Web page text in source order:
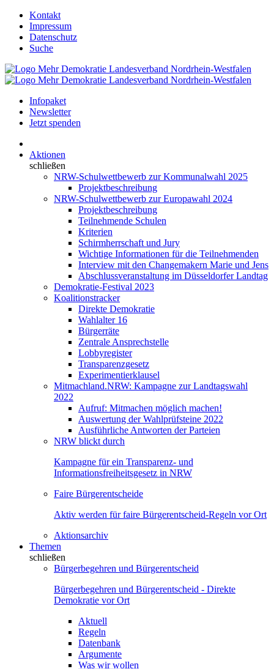
Kontakt
Impressum
Datenschutz
Suche
Infopaket
Newsletter
Jetzt spenden
Aktionen
schließen
NRW-Schulwettbewerb zur Kommunalwahl 2025
Projektbeschreibung
NRW-Schulwettbewerb zur Europawahl 2024
Projektbeschreibung
Teilnehmende Schulen
Kriterien
Schirmherrschaft und Jury
Wichtige Informationen für die Teilnehmenden
Interview mit den Changemakern Marie und Jens
Abschlussveranstaltung im Düsseldorfer Landtag
Demokratie-Festival 2023
Koalitionstracker
Direkte Demokratie
Wahlalter 16
Bürgerräte
Zentrale Ansprechstelle
Lobbyregister
Transparenzgesetz
Experimentierklausel
Mitmachland.NRW: Kampagne zur Landtagswahl
2022
Aufruf: Mitmachen möglich machen!
Auswertung der Wahlprüfsteine 2022
Ausführliche Antworten der Parteien
NRW blickt durch
Kampagne für ein Transparenz- und
Informationsfreiheitsgesetz in NRW
Faire Bürgerentscheide
Aktiv werden für faire Bürgerentscheid-Regeln vor Ort
Aktionsarchiv
Themen
schließen
Bürgerbegehren und Bürgerentscheid
Bürgerbegehren und Bürgerentscheid - Direkte
Demokratie vor Ort
Aktuell
Regeln
Datenbank
Argumente
Was wir wollen